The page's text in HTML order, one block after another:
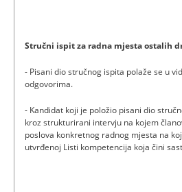
Stručni ispit za radna mjesta ostalih
- Pisani dio stručnog ispita polaže se u
odgovorima.
- Kandidat koji je položio pisani dio
kroz strukturirani intervju na kojem
poslova konkretnog radnog mjesta na
utvrđenoj Listi kompetencija koja čini